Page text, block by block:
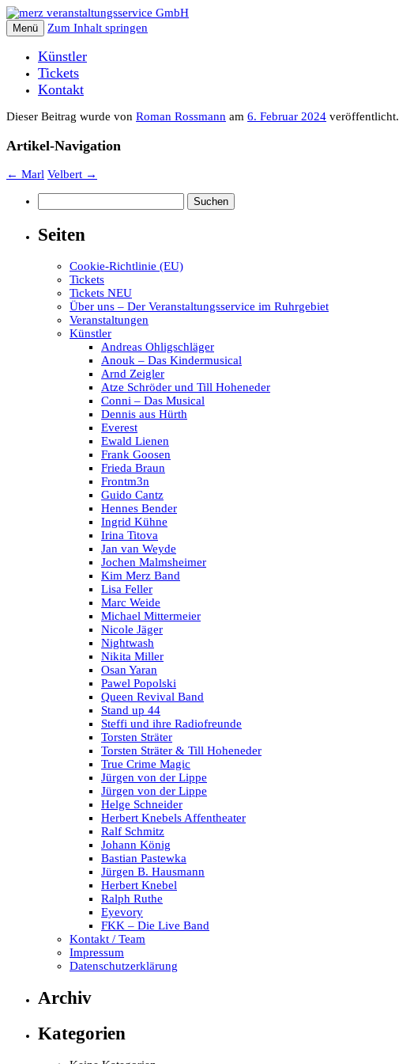
Menü Zum Inhalt springen
Künstler
Tickets
Kontakt
Dieser Beitrag wurde von Roman Rossmann am 6. Februar 2024 veröffentlicht.
Artikel-Navigation
← Marl Velbert →
nach:
Seiten
Cookie-Richtlinie (EU)
Tickets
Tickets NEU
Über uns – Der Veranstaltungsservice im Ruhrgebiet
Veranstaltungen
Künstler
Andreas Ohligschläger
Anouk – Das Kindermusical
Arnd Zeigler
Atze Schröder und Till Hoheneder
Conni – Das Musical
Dennis aus Hürth
Everest
Ewald Lienen
Frank Goosen
Frieda Braun
Frontm3n
Guido Cantz
Hennes Bender
Ingrid Kühne
Irina Titova
Jan van Weyde
Jochen Malmsheimer
Kim Merz Band
Lisa Feller
Marc Weide
Michael Mittermeier
Nicole Jäger
Nightwash
Nikita Miller
Osan Yaran
Pawel Popolski
Queen Revival Band
Stand up 44
Steffi und ihre Radiofreunde
Torsten Sträter
Torsten Sträter & Till Hoheneder
True Crime Magic
Jürgen von der Lippe
Jürgen von der Lippe
Helge Schneider
Herbert Knebels Affentheater
Ralf Schmitz
Johann König
Bastian Pastewka
Jürgen B. Hausmann
Herbert Knebel
Ralph Ruthe
Eyevory
FKK – Die Live Band
Kontakt / Team
Impressum
Datenschutzerklärung
Archiv
Kategorien